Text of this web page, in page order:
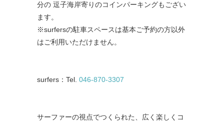
分の 逗子海岸寄りのコインパーキングもござい
ます。
※surfersの駐車スペースは基本ご予約の方以外
はご利用いただけません。
surfers ： Tel. 046-870-3307
サーファーの視点でつくられた、広く楽しくコ